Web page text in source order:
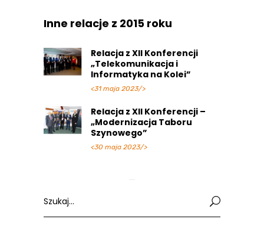
Inne relacje z 2015 roku
Relacja z XII Konferencji
„Telekomunikacja i
Informatyka na Kolei”
<31 maja 2023/>
Relacja z XII Konferencji –
„Modernizacja Taboru
Szynowego”
<30 maja 2023/>
for: